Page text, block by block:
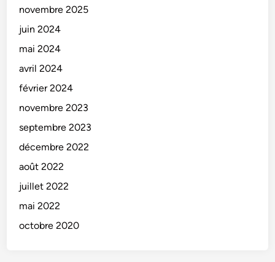
novembre 2025
juin 2024
mai 2024
avril 2024
février 2024
novembre 2023
septembre 2023
décembre 2022
août 2022
juillet 2022
mai 2022
octobre 2020